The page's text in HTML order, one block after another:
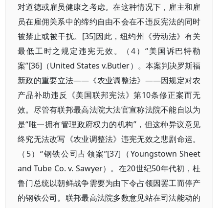
对道德或雇员健康之考虑。在这种情况下，雇主和雇
员在雇佣关系中的缔约自由不会在不违反宪法的同时
被禁止或被干扰。[35]因此，纽约州《劳动法》有关
最低工时之规定违宪无效。（4）“美国诉巴特勒
案”[36]（United States v.Butler）。本案判决罗斯福
新政的重要立法——《农业调整法》——因规定对农
产品补助违反《美国联邦宪法》第10条修正案而无
效。尽管有联邦最高法院大法官宣称法院不能自以为
是“唯一拥有管理政府权力的机构”，但这种异议意见
终究无法改写《农业调整法》违宪无效之悲剧命运。
（5）“钢铁公司占领案”[37]（Youngstown Sheet
and Tube Co. v. Sawyer）。在20世纪50年代初，杜
鲁门总统以朝鲜战争需要为由下令占领因罢工而停产
的钢铁公司。联邦最高法院多数意见站在司法能动的